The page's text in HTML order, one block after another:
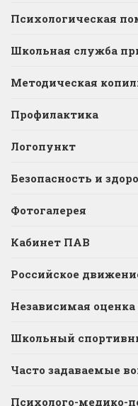
Психологическая
Школьная служба
Методическая
Профилактика
Логопункт
Безопасность и
Фотогалерея
Кабинет ПАВ
Российское
Независимая оценка
Школьный
Часто задаваемые
Психолого-медико-